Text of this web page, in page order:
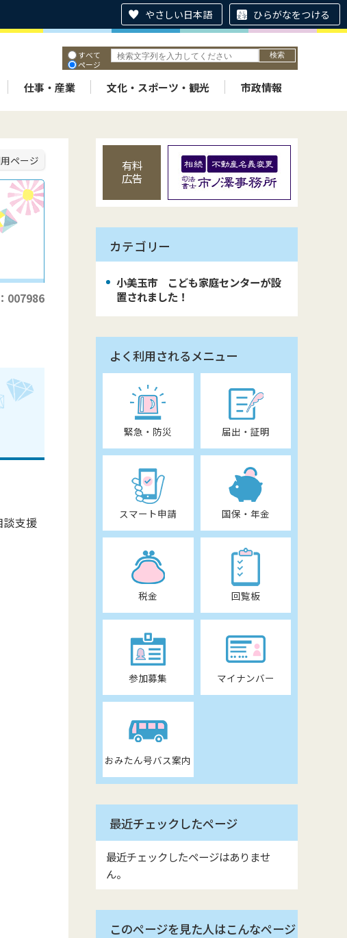
やさしい日本語 ひらがなをつける
すべて
ページ
仕事・産業 文化・スポーツ・観光 市政情報
ページ
007986
談支援
有料
広告
カテゴリー
小美玉市 こども家庭センターが設
置されました！
よく利用されるメニュー
緊急・防災 届出・証明
スマート申請 国保・年金
税金 回覧板
参加募集 マイナンバー
おみたん号バス案内
最近チェックしたページ
最近チェックしたページはありませ
ん。
このページを見た人はこんなページ